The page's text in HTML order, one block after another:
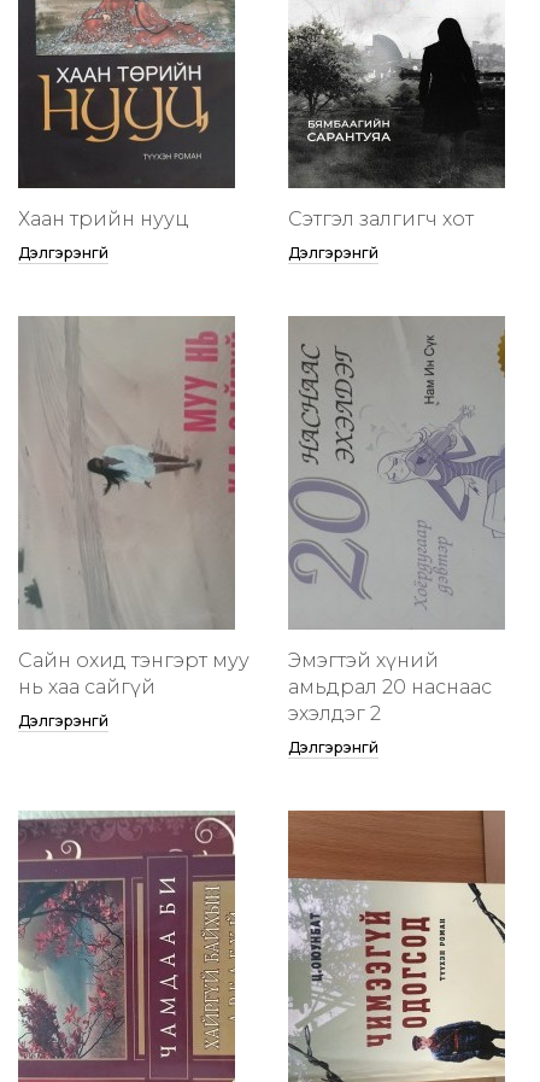
Хаан төрийн нууц
Дэлгэрэнгүй
Сэтгэл залгигч хот
Дэлгэрэнгүй
Сайн охид тэнгэрт муу
нь хаа сайгүй
Дэлгэрэнгүй
Эмэгтэй хүний
амьдрал 20 наснаас
эхэлдэг 2
Дэлгэрэнгүй